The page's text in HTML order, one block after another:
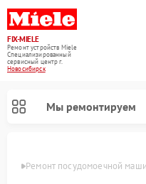
FIX-MIELE
Ремонт устройств Miele
Специализированный
cервисный центр г.
Новосибирск
Мы ремонтируем
Ремонт посудомоечной